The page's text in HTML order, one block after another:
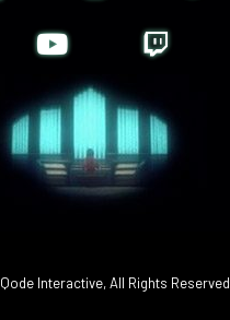
Qode Interactive, All Rights Reserved